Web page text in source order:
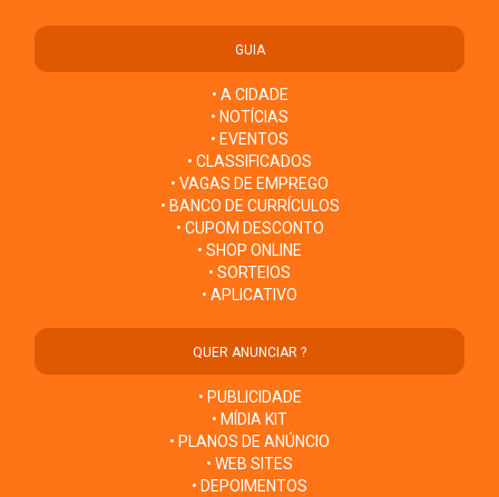
GUIA
• A CIDADE
• NOTÍCIAS
• EVENTOS
• CLASSIFICADOS
• VAGAS DE EMPREGO
• BANCO DE CURRÍCULOS
• CUPOM DESCONTO
• SHOP ONLINE
• SORTEIOS
• APLICATIVO
QUER ANUNCIAR ?
• PUBLICIDADE
• MÍDIA KIT
• PLANOS DE ANÚNCIO
• WEB SITES
• DEPOIMENTOS